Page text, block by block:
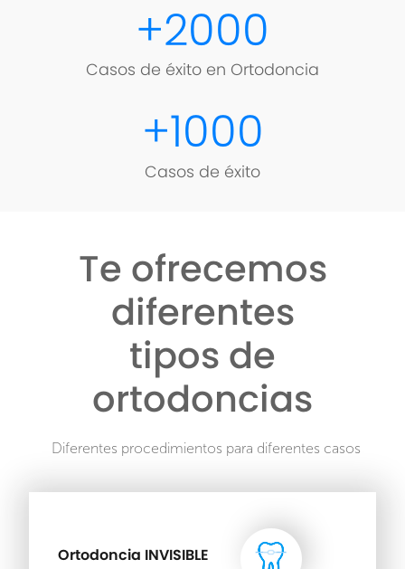
+2000
Casos de éxito en Ortodoncia
+1000
Casos de éxito
Te ofrecemos
diferentes
tipos de
ortodoncias
Diferentes procedimientos para diferentes casos
Ortodoncia INVISIBLE